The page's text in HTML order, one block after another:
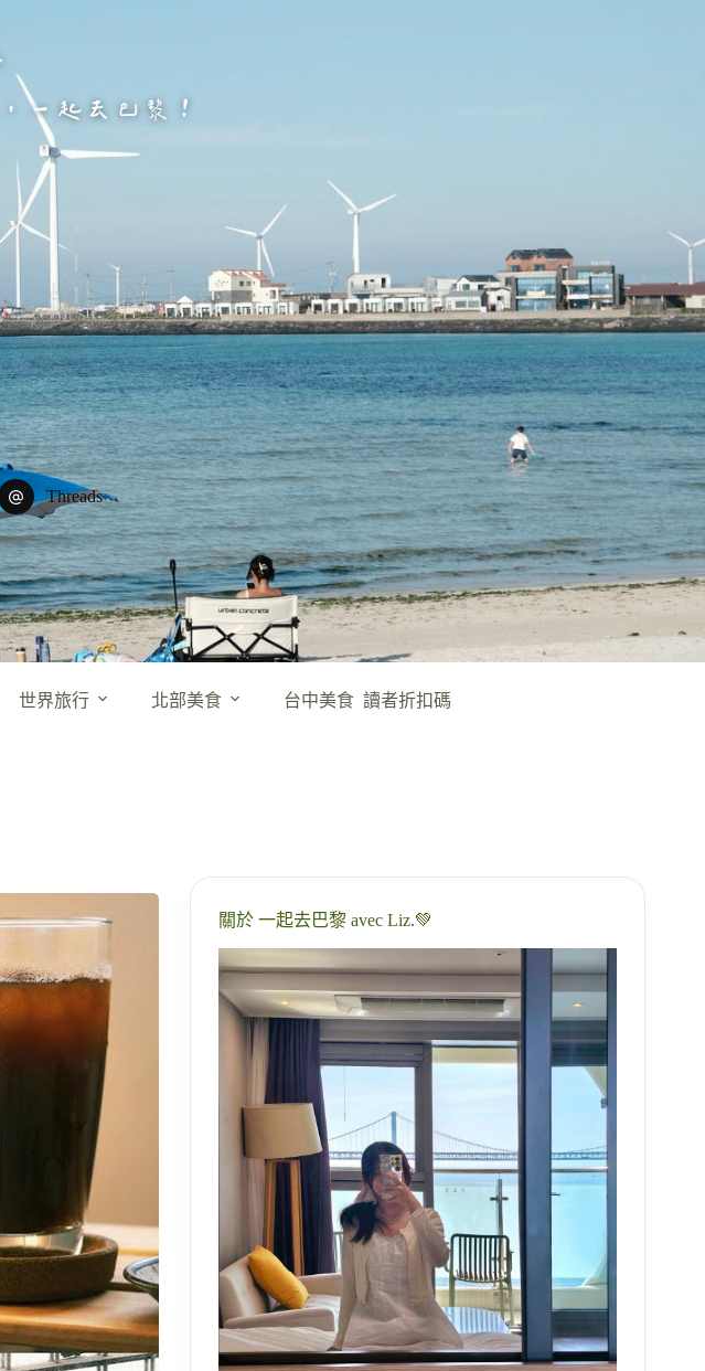
Threads
世界旅行 北部美食 台中美食 讀者折扣碼
關於 一起去巴黎 avec Liz.💚